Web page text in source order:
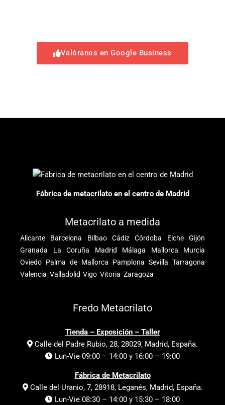
Valóranos en Google Business
Fábrica de metacrilato en el centro de Madrid
Metacrilato a medida
Alicante Barcelona Bilbao Cádiz Córdoba Elche
Gijón
Granada
La Coruña Madrid Málaga Mallorca
Murcia
Oviedo Palma de Mallorca Pamplona Sevilla Tarragona
Valencia Valladolid Vigo Vitoria Zaragoza
Fredo Metacrilato
Tienda – Exposición – Taller
Calle del Padre Rubio, 28, 28029, Madrid, España.
Lun-Vie 09:00 – 14:00 y 16:00 – 19:00
Fábrica de Metacrilato
Calle del Uranio, 7, 28918, Leganés, Madrid, España.
Lun-Vie 08:30 – 14:00 y 15:30 – 18:00